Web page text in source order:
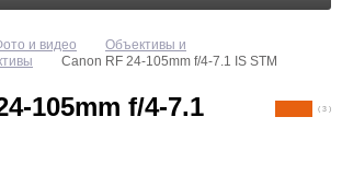
и видео
Объективы и
Canon RF 24-105mm f/4-7.1 IS STM
105mm f/4-7.1
( 3 )